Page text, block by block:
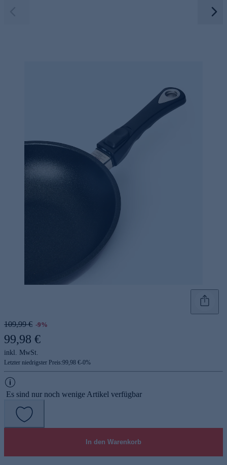
109,99 € -9%
99,98 €
inkl. MwSt.
Letzter niedrigster Preis:99,98 €-0%
Es sind nur noch wenige Artikel verfügbar
In den Warenkorb